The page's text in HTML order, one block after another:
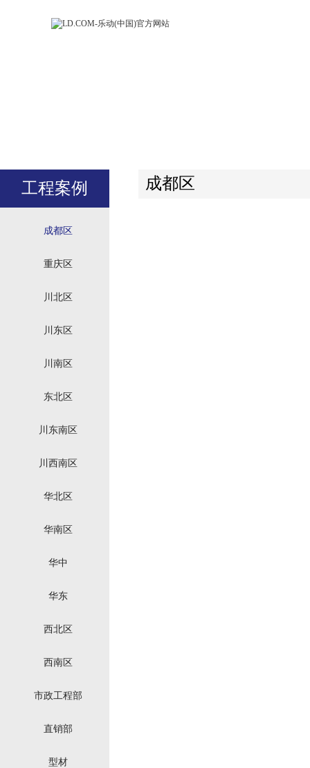
工程案例
成都区
重庆区
川北区
川东区
川南区
东北区
川东南区
川西南区
华北区
华南区
华中
华东
西北区
西南区
市政工程部
直销部
型材
成都区